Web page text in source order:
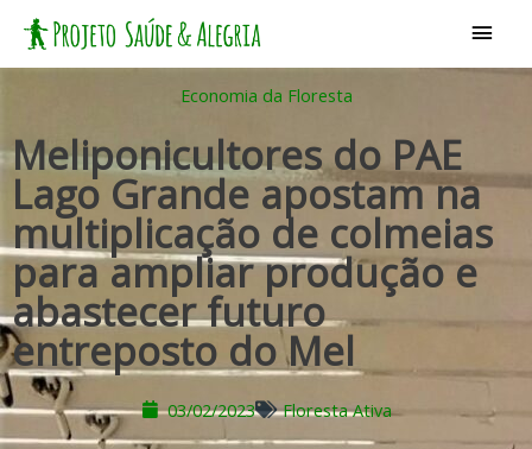
para
Economia da Floresta
Meliponicultores do PAE
Lago Grande apostam na
multiplicação de colmeias
para ampliar produção e
abastecer futuro
entreposto do Mel
03/02/2023 Floresta Ativa